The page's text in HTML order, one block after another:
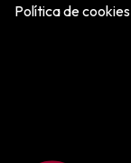
Política de cookies